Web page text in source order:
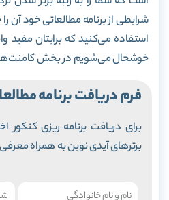
شرایطی از برنامه مطالعاتی خود آن
استفاده می‌کنید که برایتان مفید
خوشحال می‌شویم در بخش کامنت‌ها
فرم دریافت برنامه
برای دریافت برنامه ریزی
برترهای آیدی نوین به همراه معرفی